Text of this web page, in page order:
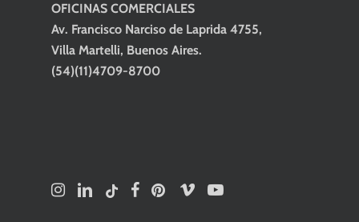
OFICINAS COMERCIALES
Av. Francisco Narciso de Laprida 4755,
Villa Martelli, Buenos Aires.
(54)(11)4709-8700